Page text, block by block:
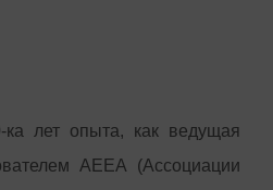
лет опыта, как ведущая
AEEA (Ассоциации